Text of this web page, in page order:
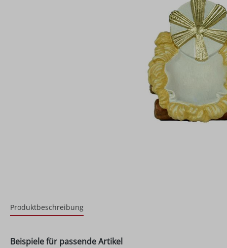
Produktbeschreibung
Beispiele für passende Artikel